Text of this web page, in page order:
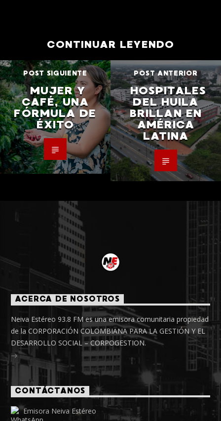
CONTINUAR LEYENDO
POST SIGUIENTE
MUJER Y
CAFÉ, UNA
FÓRMULA DE
ÉXITO
POST ANTERIOR
HOSPITALES
DEL HUILA
BRILLAN EN
AMÉRICA
LATINA
ACERCA DE NOSOTROS
Neiva Estéreo 93.8 FM es una emisora comunitaria propiedad
de la CORPORACIÓN COLOMBIANA PARA LA GESTIÓN Y EL
DESARROLLO SOCIAL – CORPOGESTION.
CONTÁCTANOS
Emisora Neiva Estéreo